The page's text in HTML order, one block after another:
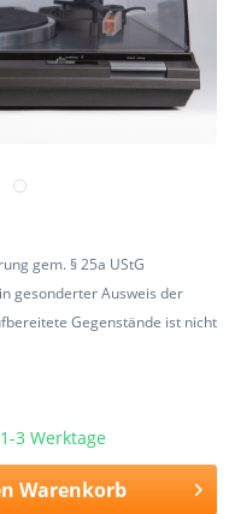
gem. § 25a UStG
gesonderter Ausweis der
Gegenstände ist nicht
3 Werktage
Warenkorb